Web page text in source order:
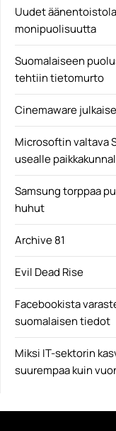
Uudet
monipuolisuutta
Suomalaiseen
tehtiin tietomurto
Cinemaware
Microsoftin valtava
usealle
Samsung torppaa
huhut
Archive 81
Evil Dead Rise
Facebookista
suomalaisen tiedot
Miksi IT-sektorin
suurempaa kuin